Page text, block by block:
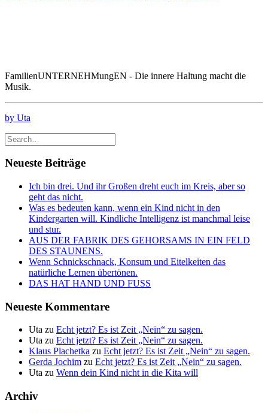
FamilienUNTERNEHMungEN - Die innere Haltung macht die
Musik.
by Uta
Neueste Beiträge
Ich bin drei. Und ihr Großen dreht euch im Kreis, aber so
geht das nicht.
Was es bedeuten kann, wenn ein Kind nicht in den
Kindergarten will. Kindliche Intelligenz ist manchmal leise
und stur.
AUS DER FABRIK DES GEHORSAMS IN EIN FELD
DES STAUNENS.
Wenn Schnickschnack, Konsum und Eitelkeiten das
natürliche Lernen übertönen.
DAS HAT HAND UND FUSS
Neueste Kommentare
Uta zu Echt jetzt? Es ist Zeit „Nein“ zu sagen.
Uta zu Echt jetzt? Es ist Zeit „Nein“ zu sagen.
Klaus Plachetka zu Echt jetzt? Es ist Zeit „Nein“ zu sagen.
Gerda Jochim zu Echt jetzt? Es ist Zeit „Nein“ zu sagen.
Uta zu Wenn dein Kind nicht in die Kita will
Archiv